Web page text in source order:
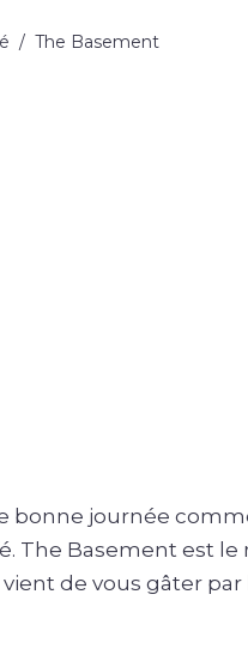
/ The Basement
bonne journée
The Basement est
de vous gâter par